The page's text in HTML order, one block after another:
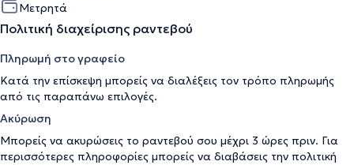
Μετρητά
Πολιτική διαχείρισης ραντεβού
Πληρωμή στο γραφείο
Κατά την επίσκεψη μπορείς να διαλέξεις τον τρόπο πληρωμής
από τις παραπάνω επιλογές.
Ακύρωση
Μπορείς να ακυρώσεις το ραντεβού σου μέχρι 3 ώρες πριν. Για
περισσότερες πληροφορίες μπορείς να διαβάσεις την πολιτική